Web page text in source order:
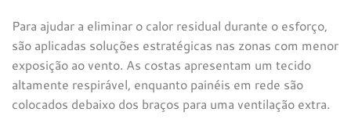
Para ajudar a eliminar o calor residual durante o esforço,
são aplicadas soluções estratégicas nas zonas com menor
exposição ao vento. As costas apresentam um tecido
altamente respirável, enquanto painéis em rede são
colocados debaixo dos braços para uma ventilação extra.